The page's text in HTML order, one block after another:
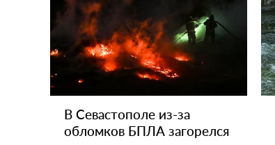
В Севастополе из-за
обломков БПЛА загорелся